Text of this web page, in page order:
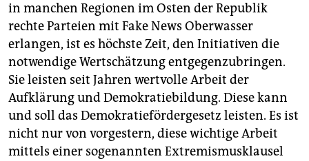
in manchen Regionen im Osten der Republik
rechte Parteien mit Fake News Oberwasser
erlangen, ist es höchste Zeit, den Initiativen die
notwendige Wertschätzung entgegenzubringen.
Sie leisten seit Jahren wertvolle Arbeit der
Aufklärung und Demokratiebildung. Diese kann
und soll das Demokratiefördergesetz leisten. Es ist
nicht nur von vorgestern, diese wichtige Arbeit
mittels einer sogenannten Extremismusklausel